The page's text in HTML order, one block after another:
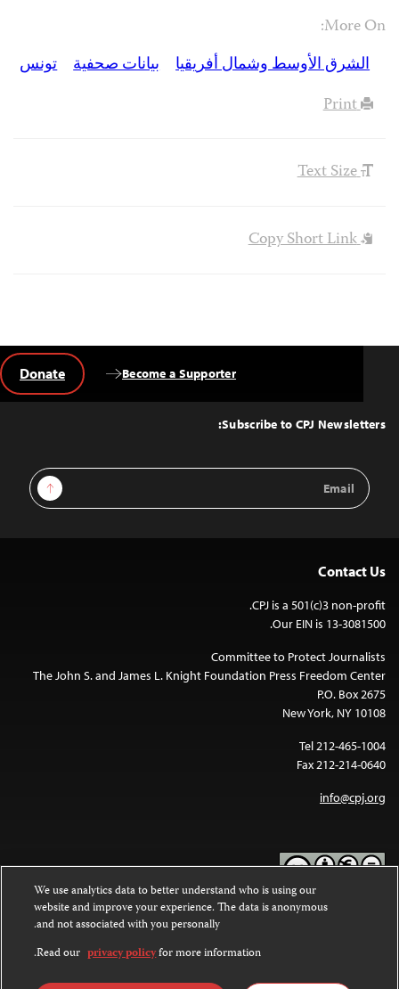
More On:
الشرق الأوسط وشمال أفريقيا
بيانات صحفية
تونس
Print
Text Size
Copy Short Link
Top
Subscribe to CPJ Newsletters:
Email
Address
Sign Up
Become a Supporter
Donate
Contact Us
CPJ is a 501(c)3 non-profit.
Our EIN is 13-3081500.
Committee to Protect Journalists
The John S. and James L. Knight Foundation Press Freedom Center
P.O. Box 2675
New York, NY 10108
Tel 212-465-1004
Fax 212-214-0640
info@cpj.org
Except where noted, text on this website is licensed under a
Commons Attribution-NonCommercial-NoDerivatives 4.0
Images and other media are not covered by the Creative Commons
We use analytics data to better understand who is using our
website and improve your experience. The data is anonymous
and not associated with you personally.
Read our privacy policyfor more information.